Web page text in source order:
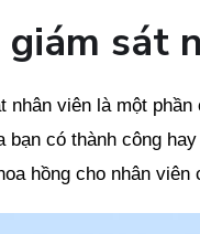
sát
nhân viên là một
bạn có thành công
hồng cho nhân viên